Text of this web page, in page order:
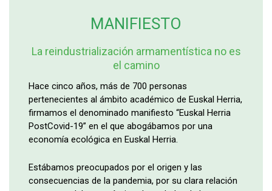
MANIFIESTO
La reindustrialización armamentística no es
el camino
Hace cinco años, más de 700 personas
pertenecientes al ámbito académico de Euskal Herria,
firmamos el denominado manifiesto “Euskal Herria
PostCovid-19” en el que abogábamos por una
economía ecológica en Euskal Herria.
Estábamos preocupados por el origen y las
consecuencias de la pandemia, por su clara relación